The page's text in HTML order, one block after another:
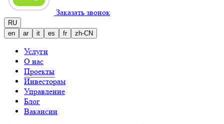
Заказать звонок
RU
en
ar it es fr zh-CN
Услуги
О нас
Проекты
Инвесторам
Управление
Блог
Вакансии